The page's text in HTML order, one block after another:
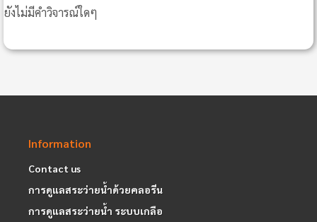
ยังไม่มีคำวิจารณ์ใดๆ
Information
Contact us
การดูแลสระว่ายน้ำด้วยคลอรีน
การดูแลสระว่ายน้ำ ระบบเกลือ